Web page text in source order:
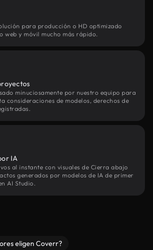
para producción o HD optimizado
web y móvil mucho más rápido.
minuciosamente por nuestro equipo para
consideraciones de modelos, derechos de
IA
al instante con visuales de Cierra abajo
generados por modelos de IA de primer
AI Studio.
eligen Coverr?